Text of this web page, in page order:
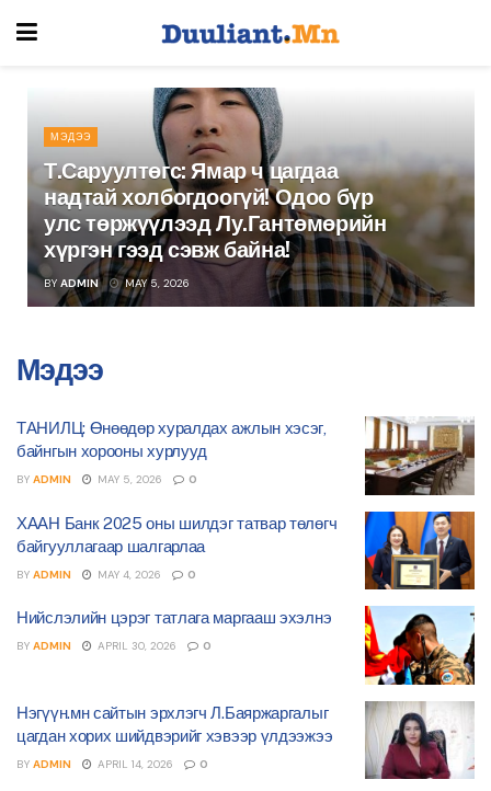
МЭДЭЭ
Т.Саруултөгс: Ямар ч цагдаа
надтай холбогдоогүй! Одоо бүр
улс төржүүлээд Лу.Гантөмөрийн
хүргэн гээд сэвж байна!
BY ADMIN MAY 5, 2026
Мэдээ
ТАНИЛЦ: Өнөөдөр хуралдах ажлын хэсэг,
байнгын хорооны хурлууд
BY ADMIN MAY 5, 2026 0
ХААН Банк 2025 оны шилдэг татвар төлөгч
байгууллагаар шалгарлаа
BY ADMIN MAY 4, 2026 0
Нийслэлийн цэрэг татлага маргааш эхэлнэ
BY ADMIN APRIL 30, 2026 0
Нэгүүн.мн сайтын эрхлэгч Л.Баяржаргалыг
цагдан хорих шийдвэрийг хэвээр үлдээжээ
BY ADMIN APRIL 14, 2026 0